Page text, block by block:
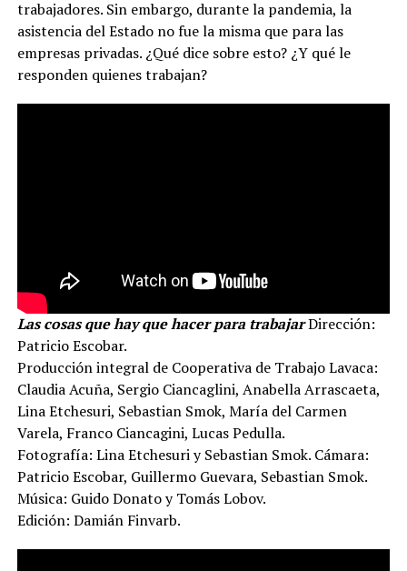
trabajadores. Sin embargo, durante la pandemia, la
asistencia del Estado no fue la misma que para las
empresas privadas. ¿Qué dice sobre esto? ¿Y qué le
responden quienes trabajan?
Las cosas que hay que hacer para trabajarDirección:
Patricio Escobar.
Producción integral de Cooperativa de Trabajo Lavaca:
Claudia Acuña, Sergio Ciancaglini, Anabella Arrascaeta,
Lina Etchesuri, Sebastian Smok, María del Carmen
Varela, Franco Ciancagini, Lucas Pedulla.
Fotografía: Lina Etchesuri y Sebastian Smok. Cámara:
Patricio Escobar, Guillermo Guevara, Sebastian Smok.
Música: Guido Donato y Tomás Lobov.
Edición: Damián Finvarb.